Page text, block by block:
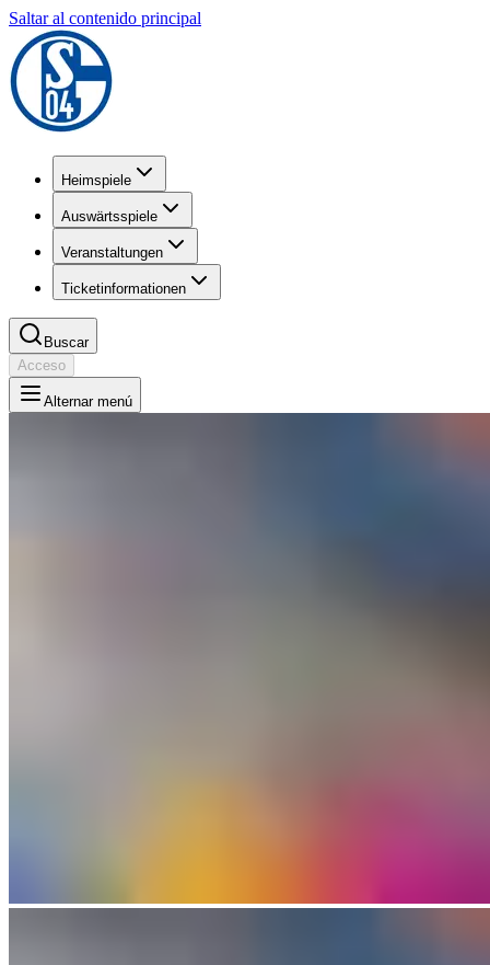
Saltar al contenido principal
Heimspiele
Auswärtsspiele
Veranstaltungen
Ticketinformationen
Buscar
Acceso
Alternar menú